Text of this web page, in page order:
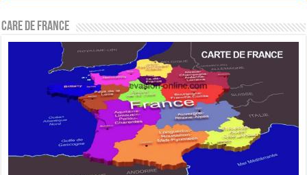
CARE DE FRANCE